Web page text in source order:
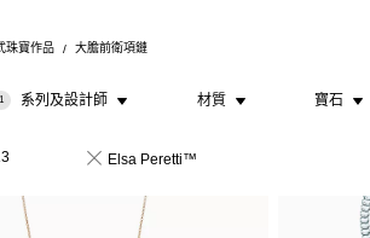
珠寶作品 大膽前衛項鏈
1 系列及設計師 材質 寶石
Elsa Peretti™